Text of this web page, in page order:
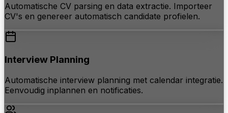
Automatische CV parsing en data extractie. Importeer
CV's en genereer automatisch candidate profielen.
Interview Planning
Automatische interview planning met calendar integratie.
Eenvoudig inplannen en notificaties.